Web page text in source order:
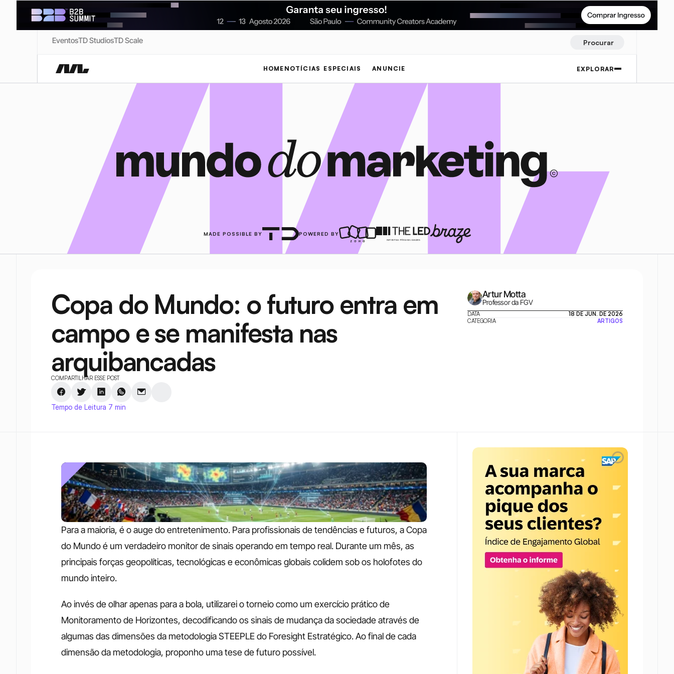
EventosTD StudiosTD Scale Procurar
HOME NOTÍCIAS ESPECIAIS ANUNCIE EXPLORAR
MADE POSSIBLE BY POWERED BY
Copa do Mundo: o futuro entra em
campo e se manifesta nas
arquibancadas
COMPARTILHAR ESSE POST
Tempo de Leitura 7 min
Artur Motta
Professor da FGV
DATA
18 DE JUN. DE 2026
CATEGORIA
ARTIGOS
Para a maioria, é o auge do entretenimento. Para profissionais de tendências e futuros, a Copa
do Mundo é um verdadeiro monitor de sinais operando em tempo real. Durante um mês, as
principais forças geopolíticas, tecnológicas e econômicas globais colidem sob os holofotes do
mundo inteiro.
Ao invés de olhar apenas para a bola, utilizarei o torneio como um exercício prático de
Monitoramento de Horizontes, decodificando os sinais de mudança da sociedade através de
algumas das dimensões da metodologia STEEPLE do Foresight Estratégico. Ao final de cada
dimensão da metodologia, proponho uma tese de futuro possível.